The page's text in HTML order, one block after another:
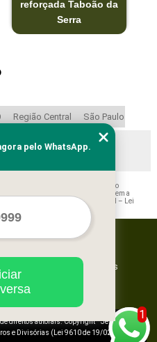
reforçada Taboão da
Serra
Região Central São Paulo
" é de direito
citando nossos links, é proibida sem a
autoral – artigo 184 do Código Penal –
Lei
Serviços
direitos autorais. Copyright Jessica
e Divisórias (Lei 9610 de 19/02/1998)
1
pelo WhatsApp.